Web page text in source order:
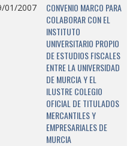
01/2007
CONVENIO MARCO PARA
COLABORAR CON EL
INSTITUTO
UNIVERSITARIO PROPIO
DE ESTUDIOS FISCALES
ENTRE LA UNIVERSIDAD
DE MURCIA Y EL
ILUSTRE COLEGIO
OFICIAL DE TITULADOS
MERCANTILES Y
EMPRESARIALES DE
MURCIA